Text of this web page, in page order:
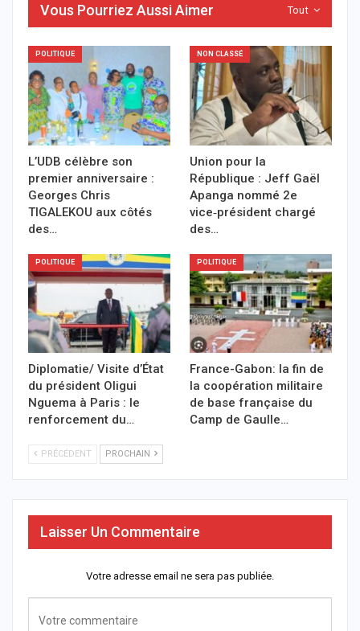
Tout
Vous Pourriez Aussi Aimer
POLITIQUE
L’UDB célèbre son
premier anniversaire :
Georges Chris
TIGALEKOU aux côtés
des…
NON CLASSÉ
Union pour la
République : Jeff Gaël
Apanga nommé 2e
vice‑président chargé
des…
POLITIQUE
Diplomatie/ Visite d’État
du président Oligui
Nguema à Paris : le
renforcement du…
POLITIQUE
France-Gabon: la fin de
la coopération militaire
de base française du
Camp de Gaulle…
PRÉCÉDENT PROCHAIN
Laisser Un Commentaire
Votre adresse email ne sera pas publiée.